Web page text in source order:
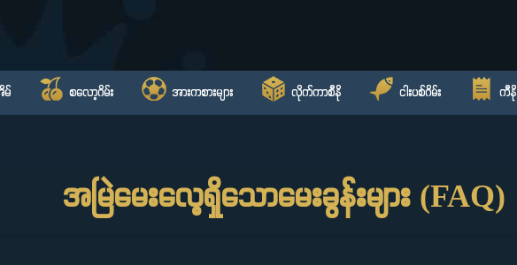
မ် စလော့ဂိမ်း အားကစားများ လိုက်ကာစီနို ငါးပစ်ဂိမ်း ကီနို
အမြဲမေးလေ့ရှိသောမေးခွန်းများ (FAQ)